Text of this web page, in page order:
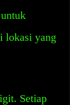
lokasi yang
Setiap